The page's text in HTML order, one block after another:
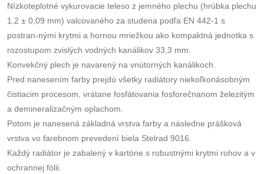
Nízkoteplotné vykurovacie teleso z jemného plechu (hrúbka plechu
1,2 ± 0,09 mm) valcovaného za studena podľa EN 442-1 s
postran-nými krytmi a hornou mriežkou ako kompaktná jednotka s
rozostupom zvislých vodných kanálikov 33,3 mm.
Konvekčný plech je navarený na vnútorných kanálikoch.
Pred nanesením farby prejdú všetky radiátory niekoľkonásobným
čistiacim procesom, vrátane fosfátovania fosforečnanom železitým
a demineralizačným oplachom.
Potom je nanesená základná vrstva farby a následne prášková
vrstva vo farebnom prevedení biela Stelrad 9016.
Každý radiátor je zabalený v kartóne s robustnými krytmi rohov a v
ochrannej fólii.